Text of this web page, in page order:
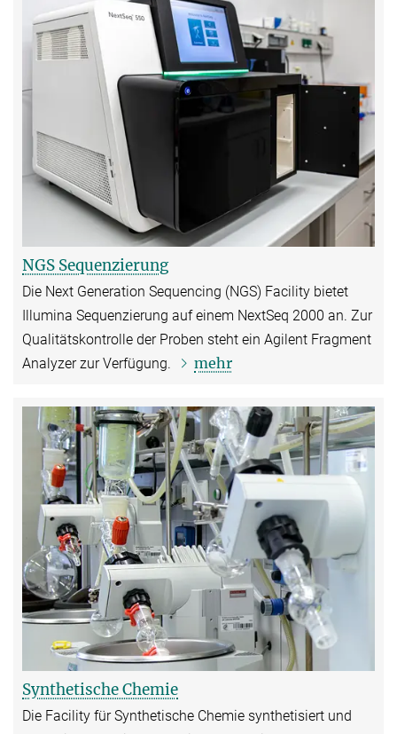
NGS Sequenzierung
Die Next Generation Sequencing (NGS) Facility bietet
Illumina Sequenzierung auf einem NextSeq 2000 an. Zur
Qualitätskontrolle der Proben steht ein Agilent Fragment
Analyzer zur Verfügung.
mehr
Synthetische Chemie
Die Facility für Synthetische Chemie synthetisiert und